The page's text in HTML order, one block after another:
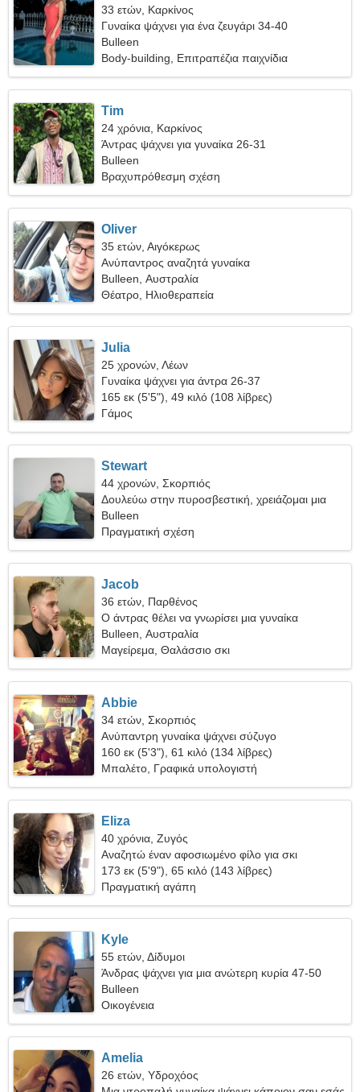
33 ετών, Καρκίνος
Γυναίκα ψάχνει για ένα ζευγάρι 34-40
Bulleen
Body-building, Επιτραπέζια παιχνίδια
Tim
24 χρόνια, Καρκίνος
Άντρας ψάχνει για γυναίκα 26-31
Bulleen
Βραχυπρόθεσμη σχέση
Oliver
35 ετών, Αιγόκερως
Ανύπαντρος αναζητά γυναίκα
Bulleen, Αυστραλία
Θέατρο, Ηλιοθεραπεία
Julia
25 χρονών, Λέων
Γυναίκα ψάχνει για άντρα 26-37
165 εκ (5'5"), 49 κιλό (108 λίβρες)
Γάμος
Stewart
44 χρονών, Σκορπιός
Δουλεύω στην πυροσβεστική, χρειάζομαι μια
κοινωνική γυναίκα
Bulleen
Πραγματική σχέση
Jacob
36 ετών, Παρθένος
Ο άντρας θέλει να γνωρίσει μια γυναίκα
Bulleen, Αυστραλία
Μαγείρεμα, Θαλάσσιο σκι
Abbie
34 ετών, Σκορπιός
Ανύπαντρη γυναίκα ψάχνει σύζυγο
160 εκ (5'3"), 61 κιλό (134 λίβρες)
Μπαλέτο, Γραφικά υπολογιστή
Eliza
40 χρόνια, Ζυγός
Αναζητώ έναν αφοσιωμένο φίλο για σκι
173 εκ (5'9"), 65 κιλό (143 λίβρες)
Πραγματική αγάπη
Kyle
55 ετών, Δίδυμοι
Άνδρας ψάχνει για μια ανώτερη κυρία 47-50
Bulleen
Οικογένεια
Amelia
26 ετών, Υδροχόος